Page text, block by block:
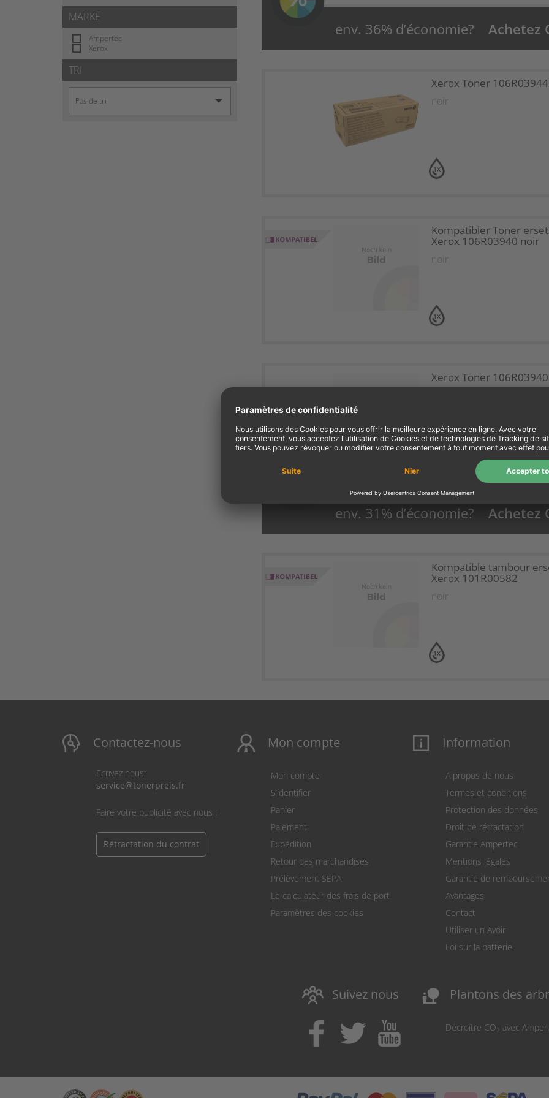
MARKE
Ampertec
Xerox
TRI
env. 36% d’économie? Achetez
1X
Xerox Toner
noir
1X
Kompatibler Toner
Xerox 106R03940 noir
noir
Xerox Toner
env. 31% d’économie? Achetez
1X
Kompatible tambour
Xerox 101R00582
noir
Contactez-nous
Ecrivez nous:
service@tonerpreis.fr
Faire votre publicité avec nous !
Rétractation du contrat
Mon compte
Mon compte
S’identifier
Panier
Paiement
Expédition
Retour des marchandises
Prélèvement SEPA
Le calculateur des frais de port
Paramètres des cookies
Information
A propos de nous
Termes et conditions
Protection des données
Droit de rétractation
Garantie Ampertec
Mentions légales
Garantie de
Avantages
Contact
Utiliser un Avoir
Loi sur la batterie
Suivez nous nature_people Plantons des
Décroître CO2 avec